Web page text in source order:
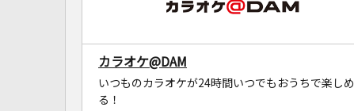
カラオケ@DAM
いつものカラオケが24時間いつでもおうちで楽しめ
る！